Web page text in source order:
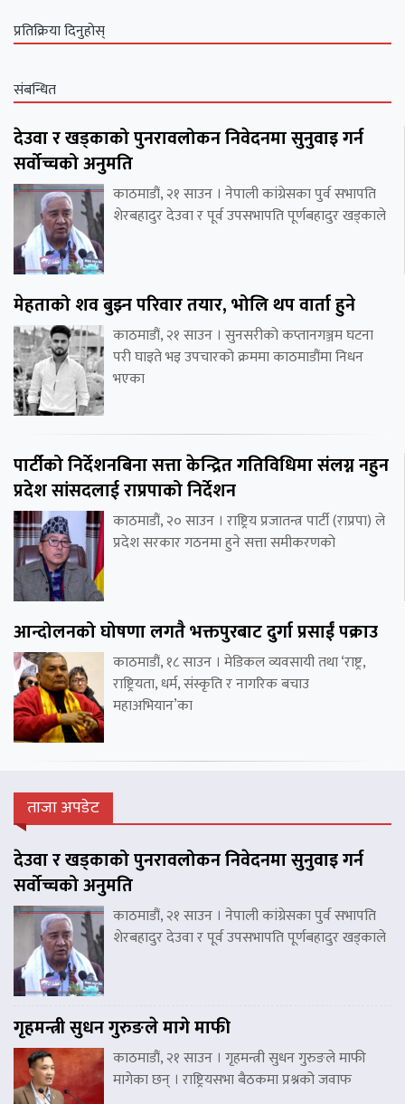
प्रतिक्रिया दिनुहोस्
संबन्धित
देउवा र खड्काको पुनरावलोकन निवेदनमा सुनुवाइ गर्न
सर्वोच्चको अनुमति
काठमाडौं, २१ साउन । नेपाली कांग्रेसका पुर्व सभापति
शेरबहादुर देउवा र पूर्व उपसभापति पूर्णबहादुर खड्काले
मेहताको शव बुझ्न परिवार तयार, भोलि थप वार्ता हुने
काठमाडौं, २१ साउन । सुनसरीको कप्तानगञ्जम घटना
परी घाइते भइ उपचारको क्रममा काठमाडौंमा निधन
भएका
पार्टीको निर्देशनबिना सत्ता केन्द्रित गतिविधिमा संलग्न नहुन
प्रदेश सांसदलाई राप्रपाको निर्देशन
काठमाडौं, २० साउन । राष्ट्रिय प्रजातन्त्र पार्टी (राप्रपा) ले
प्रदेश सरकार गठनमा हुने सत्ता समीकरणको
आन्दोलनको घोषणा लगतै भक्तपुरबाट दुर्गा प्रसाईं पक्राउ
काठमाडौं, १८ साउन । मेडिकल व्यवसायी तथा ‘राष्ट्र,
राष्ट्रियता, धर्म, संस्कृति र नागरिक बचाउ
महाअभियान’का
ताजा अपडेट
देउवा र खड्काको पुनरावलोकन निवेदनमा सुनुवाइ गर्न
सर्वोच्चको अनुमति
काठमाडौं, २१ साउन । नेपाली कांग्रेसका पुर्व सभापति
शेरबहादुर देउवा र पूर्व उपसभापति पूर्णबहादुर खड्काले
गृहमन्त्री सुधन गुरुङले मागे माफी
काठमाडौं, २१ साउन । गृहमन्त्री सुधन गुरुङले माफी
मागेका छन् । राष्ट्रियसभा बैठकमा प्रश्नको जवाफ